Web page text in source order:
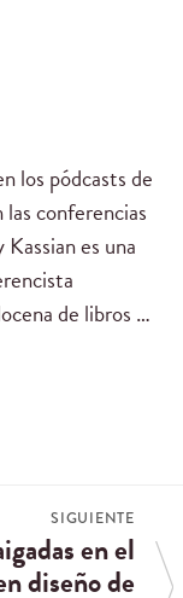
los pódcasts de
conferencias
es una
de libros …
SIGUIENTE
en el
diseño de